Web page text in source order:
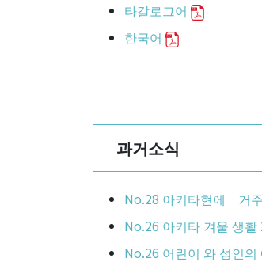
타갈로그어
한국어
과거소식
No.28 아키타현에 거
No.26 아키타 겨울 생활
No.26 어린이 와 성인의